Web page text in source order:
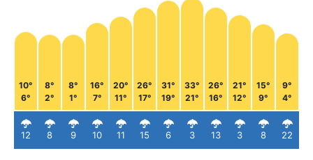
10°
6°
12
8°
2°
8
8°
1°
9
16°
7°
10
20°
11°
11
26°
17°
15
31°
19°
6
33°
21°
3
26°
16°
13
21°
12°
3
15°
9°
8
9°
4°
22